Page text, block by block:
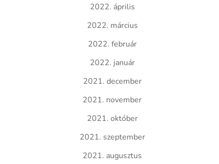
2022. április
2022. március
2022. február
2022. január
2021. december
2021. november
2021. október
2021. szeptember
2021. augusztus